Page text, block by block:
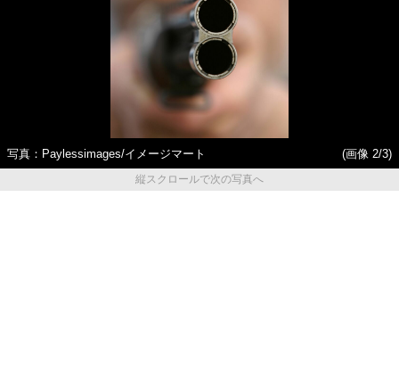
写真：Paylessimages/イメージマート
(画像 2/3)
縦スクロールで次の写真へ